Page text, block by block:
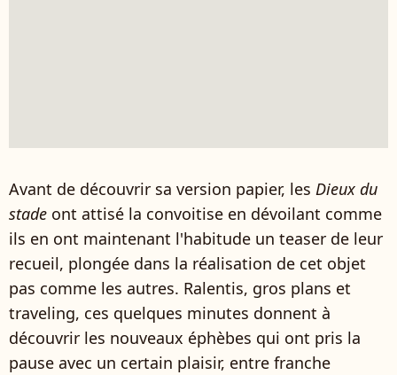
Avant de découvrir sa version papier, les Dieux du
stade ont attisé la convoitise en dévoilant comme
ils en ont maintenant l'habitude un teaser de leur
recueil, plongée dans la réalisation de cet objet
pas comme les autres. Ralentis, gros plans et
traveling, ces quelques minutes donnent à
découvrir les nouveaux éphèbes qui ont pris la
pause avec un certain plaisir, entre franche